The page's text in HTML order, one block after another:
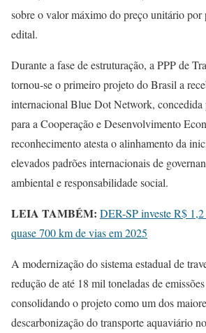
sobre o valor máximo do preço unitário por
edital.
Durante a fase de estruturação, a PPP de
tornou-se o primeiro projeto do Brasil a
internacional Blue Dot Network, concedida
para a Cooperação e Desenvolvimento
reconhecimento atesta o alinhamento da
elevados padrões internacionais de
ambiental e responsabilidade social.
LEIA TAMBÉM: DER-SP investe R$
quase 700 km de vias em 2025
A modernização do sistema estadual de
redução de até 18 mil toneladas de
consolidando o projeto como um dos
descarbonização do transporte aquaviário